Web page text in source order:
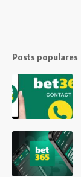
Posts populares